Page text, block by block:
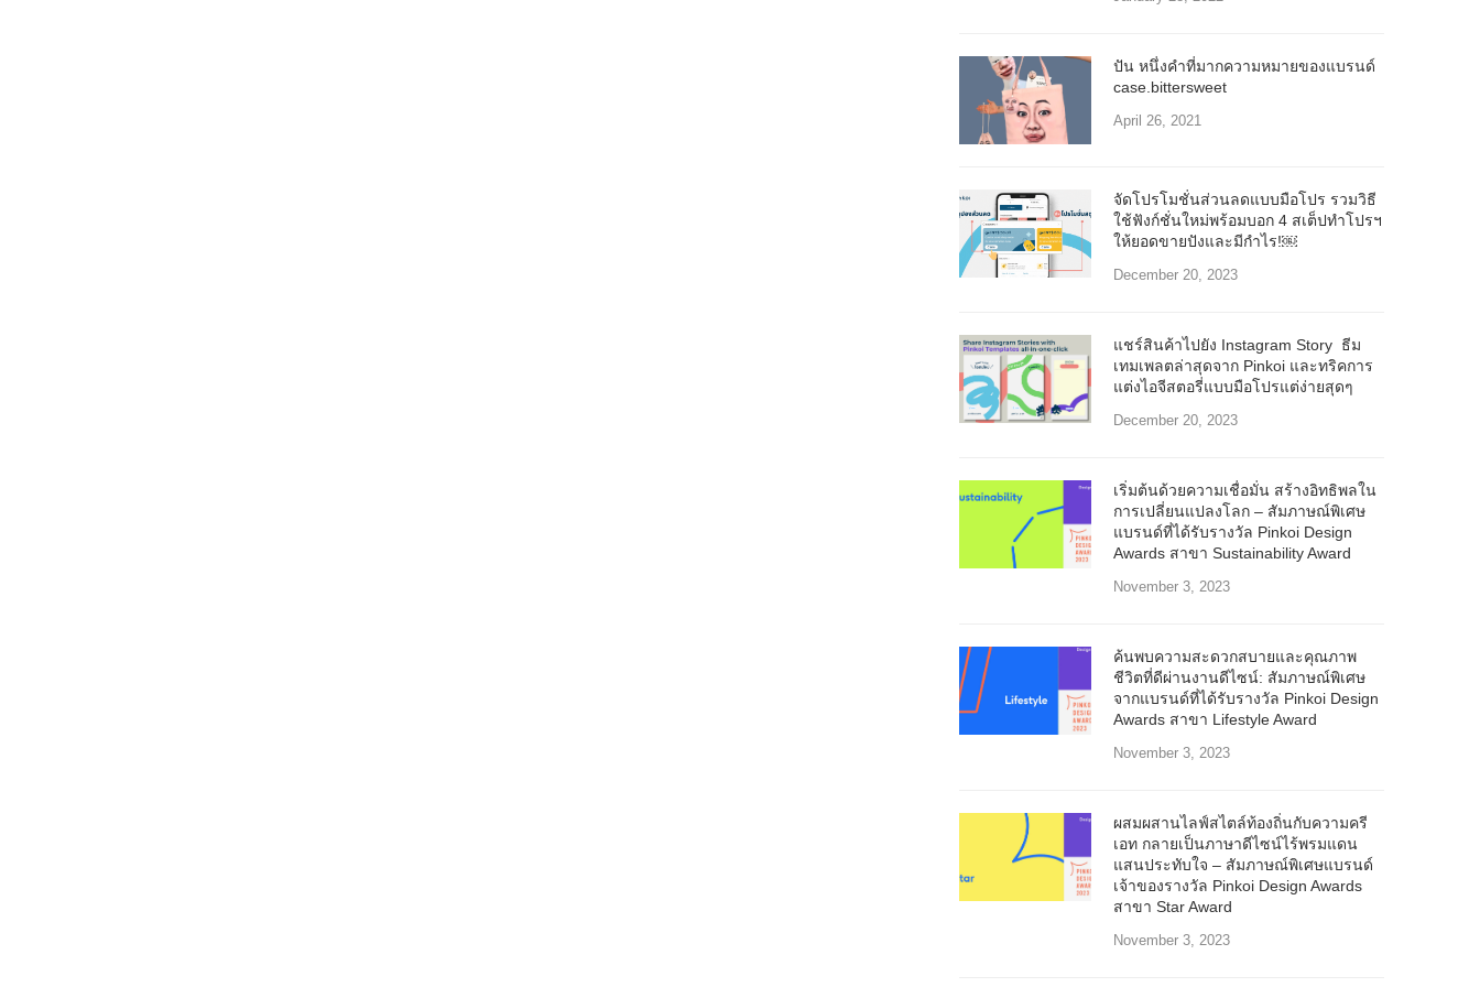
ปัน หนึ่งคำที่มากความหมายของแบรนด์
case.bittersweet
April 26, 2021
จัดโปรโมชั่นส่วนลดแบบมือโปร รวมวิธี
ใช้ฟังก์ชั่นใหม่พร้อมบอก 4 สเต็ปทำโปรฯ
ให้ยอดขายปังและมีกำไร!￼
December 20, 2023
แชร์สินค้าไปยัง Instagram Story ธีม
เทมเพลตล่าสุดจาก Pinkoi และทริคการ
แต่งไอจีสตอรี่แบบมือโปรแต่ง่ายสุดๆ
December 20, 2023
เริ่มต้นด้วยความเชื่อมั่น สร้างอิทธิพลใน
การเปลี่ยนแปลงโลก – สัมภาษณ์พิเศษ
แบรนด์ที่ได้รับรางวัล Pinkoi Design
Awards สาขา Sustainability Award
November 3, 2023
ค้นพบความสะดวกสบายและคุณภาพ
ชีวิตที่ดีผ่านงานดีไซน์: สัมภาษณ์พิเศษ
จากแบรนด์ที่ได้รับรางวัล Pinkoi Design
Awards สาขา Lifestyle Award
November 3, 2023
ผสมผสานไลฟ์สไตล์ท้องถิ่นกับความครี
เอท กลายเป็นภาษาดีไซน์ไร้พรมแดน
แสนประทับใจ – สัมภาษณ์พิเศษแบรนด์
เจ้าของรางวัล Pinkoi Design Awards
สาขา Star Award
November 3, 2023